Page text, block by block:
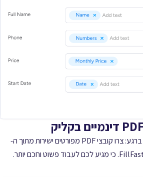
הופכים נתונים למסמכים ברגע: צרו קובצי PDF מפורטים ישירות מתוך ה-